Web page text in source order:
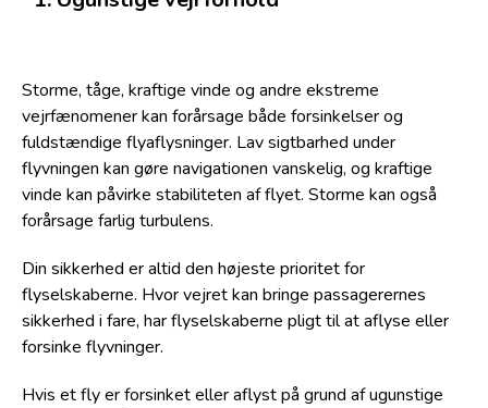
Storme, tåge, kraftige vinde og andre ekstreme
vejrfænomener kan forårsage både forsinkelser og
fuldstændige flyaflysninger. Lav sigtbarhed under
flyvningen kan gøre navigationen vanskelig, og kraftige
vinde kan påvirke stabiliteten af flyet. Storme kan også
forårsage farlig turbulens.
Din sikkerhed er altid den højeste prioritet for
flyselskaberne. Hvor vejret kan bringe passagerernes
sikkerhed i fare, har flyselskaberne pligt til at aflyse eller
forsinke flyvninger.
Hvis et fly er forsinket eller aflyst på grund af ugunstige